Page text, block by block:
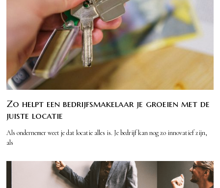
Zo helpt een bedrijfsmakelaar je groeien met de
juiste locatie
Als ondernemer weet je dat locatie alles is. Je bedrijf kan nog zo innovatief zijn,
als